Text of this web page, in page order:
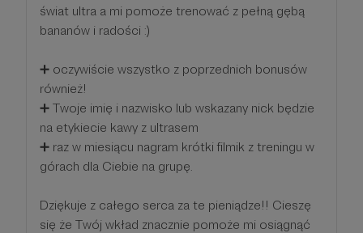
świat ultra a mi pomoże trenować z pełną gębą
bananów i radości :)
➕ oczywiście wszystko z poprzednich bonusów
również!
➕ Twoje imię i nazwisko lub wskazany nick będzie
na etykiecie kawy z ultrasem
➕ raz w miesiącu nagram krótki filmik z treningu w
górach dla Ciebie na grupę.
Dziękuje z całego serca za te pieniądze!! Cieszę
się że Twój wkład znacznie pomoże mi osiągnąć